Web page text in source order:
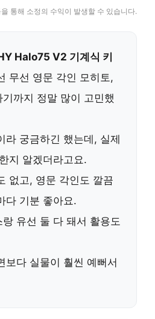
통해 소정의 수익이 발생할 수 있습니다.
Halo75 V2 기계식 키
무선 영문 각인 모히토,
까지 정말 많이 고민했
라 궁금하긴 했는데, 실제
지 알겠더라고요.
없고, 영문 각인도 깔끔
다 기분 좋아요.
유선 둘 다 돼서 활용도
보다 실물이 훨씬 예뻐서